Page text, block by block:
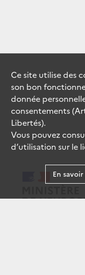
Ce site utilise des
son bon
donnée
consentements
Libertés).
Vous pouvez
d’utilisation sur le
En